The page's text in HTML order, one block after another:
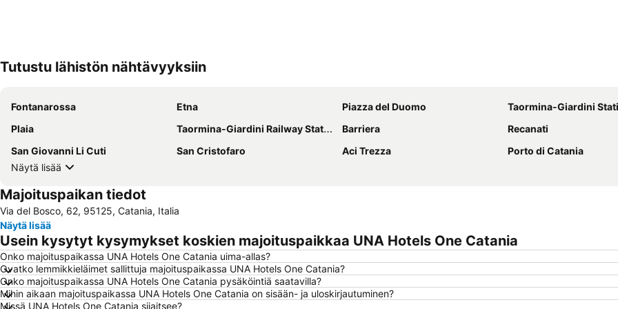
Tutustu lähistön nähtävyyksiin
Fontanarossa Etna Piazza del Duomo
Taormina-Giardini
Plaia
Taormina-Giardini Railway Station Barriera
Recanati
San Giovanni Li Cuti
San Cristofaro Aci Trezza
Porto di Catania
Näytä lisää
Majoituspaikan tiedot
Via del Bosco, 62, 95125, Catania, Italia
Näytä lisää
Usein kysytyt kysymykset koskien majoituspaikkaa UNA Hotels One Catania
Onko majoituspaikassa UNA Hotels One Catania uima-allas?
Ovatko lemmikkieläimet sallittuja majoituspaikassa UNA Hotels One Catania?
Onko majoituspaikassa UNA Hotels One Catania pysäköintiä saatavilla?
Mihin aikaan majoituspaikassa UNA Hotels One Catania on sisään- ja uloskirjautuminen?
Missä UNA Hotels One Catania sijaitsee?